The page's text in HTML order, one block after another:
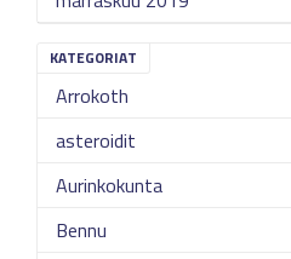
KATEGORIAT
Arrokoth
asteroidit
Aurinkokunta
Bennu